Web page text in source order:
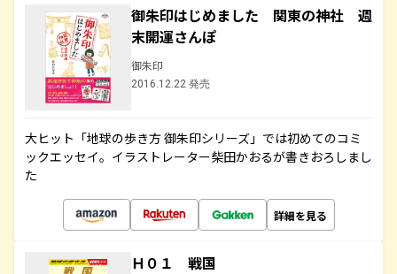
御朱印はじめました 関東の神社 週
末開運さんぽ
御朱印
2016.12.22 発売
大ヒット「地球の歩き方 御朱印シリーズ」では初めてのコミ
ックエッセイ。イラストレーター柴田かおるが書きおろしまし
た
詳細を見る
Ｈ０１ 戦国